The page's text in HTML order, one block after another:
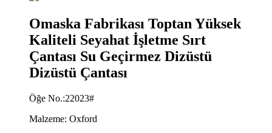
Omaska ​​Fabrikası Toptan Yüksek
Kaliteli Seyahat İşletme Sırt
Çantası Su Geçirmez Dizüstü
Dizüstü Çantası
Öğe No.:22023#
Malzeme: Oxford